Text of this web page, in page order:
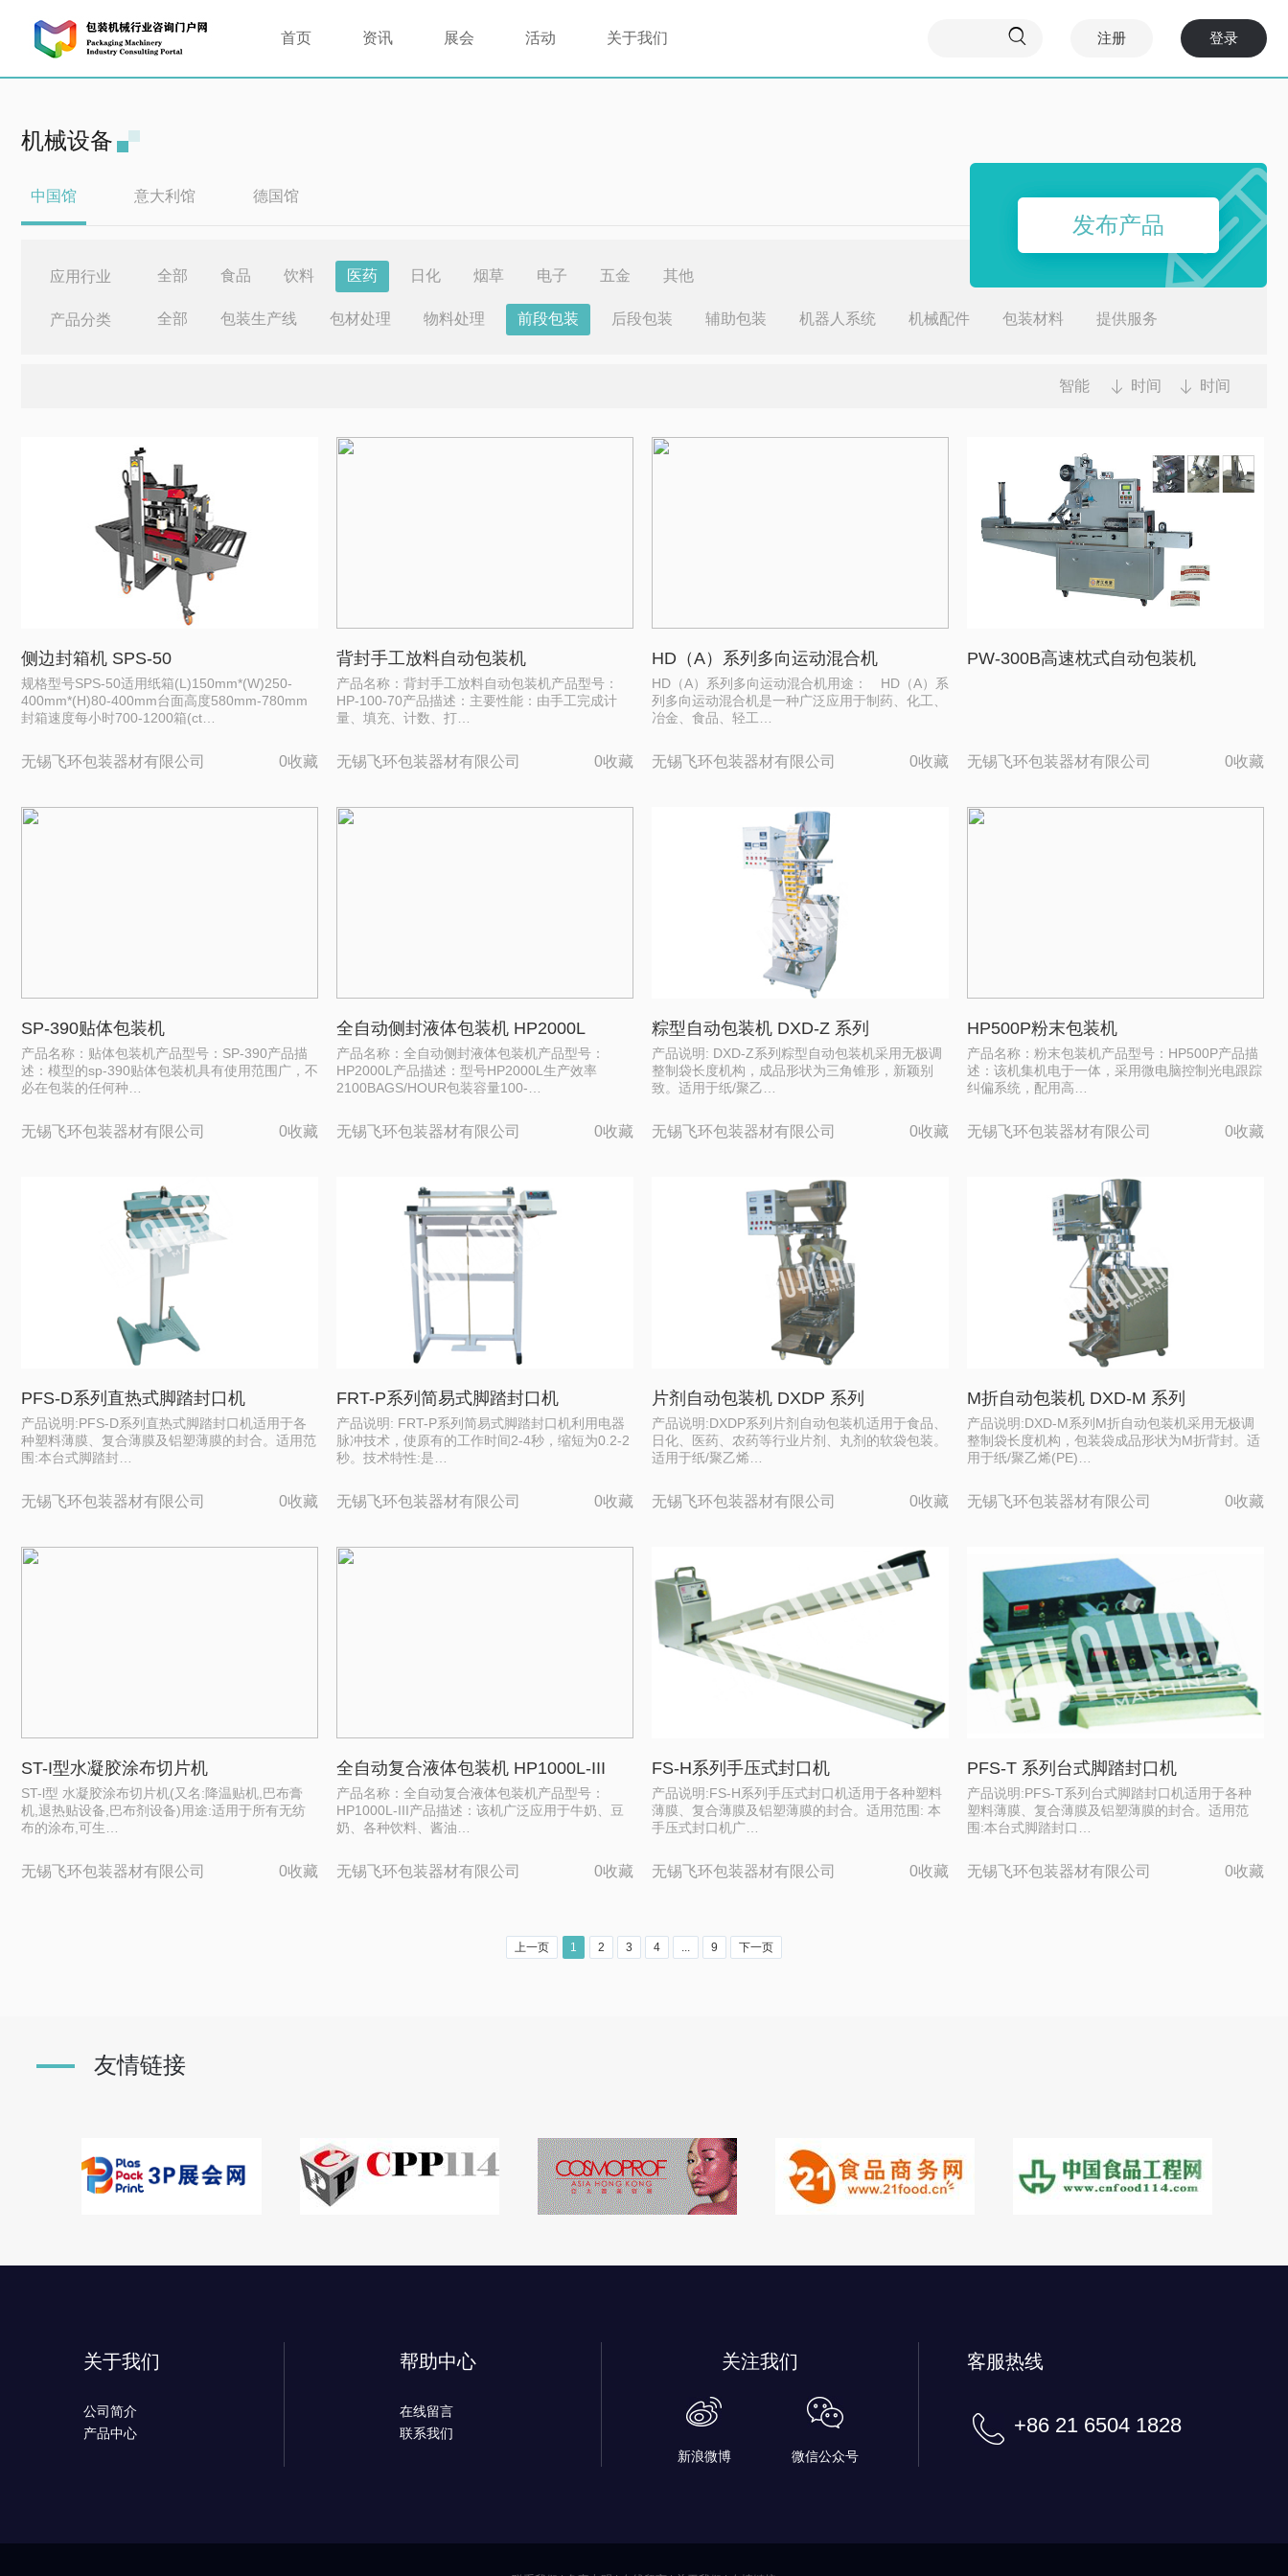
首页 资讯 展会 活动 关于我们  注册 登录
机械设备
中国馆 意大利馆 德国馆
应用行业 全部 食品 饮料 医药 日化 烟草 电子 五金 其他
产品分类 全部 包装生产线 包材处理 物料处理 前段包装 后段包装 辅助包装 机器人系统 机械配件 包装材料 提供服务
发布产品
智能 时间 时间
侧边封箱机 SPS-50
规格型号SPS-50适用纸箱(L)150mm*(W)250-
400mm*(H)80-400mm台面高度580mm-780mm
封箱速度每小时700-1200箱(ct…
无锡飞环包装器材有限公司 0收藏
背封手工放料自动包装机
产品名称：背封手工放料自动包装机产品型号：
HP-100-70产品描述：主要性能：由手工完成计
量、填充、计数、打…
无锡飞环包装器材有限公司 0收藏
HD（A）系列多向运动混合机
HD（A）系列多向运动混合机用途： HD（A）系
列多向运动混合机是一种广泛应用于制药、化工、
冶金、食品、轻工…
无锡飞环包装器材有限公司 0收藏
PW-300B高速枕式自动包装机
无锡飞环包装器材有限公司 0收藏
SP-390贴体包装机
产品名称：贴体包装机产品型号：SP-390产品描
述：模型的sp-390贴体包装机具有使用范围广，不
必在包装的任何种…
无锡飞环包装器材有限公司 0收藏
全自动侧封液体包装机 HP2000L
产品名称：全自动侧封液体包装机产品型号：
HP2000L产品描述：型号HP2000L生产效率
2100BAGS/HOUR包装容量100-…
无锡飞环包装器材有限公司 0收藏
粽型自动包装机 DXD-Z 系列
产品说明: DXD-Z系列粽型自动包装机采用无极调
整制袋长度机构，成品形状为三角锥形，新颖别
致。适用于纸/聚乙…
无锡飞环包装器材有限公司 0收藏
HP500P粉末包装机
产品名称：粉末包装机产品型号：HP500P产品描
述：该机集机电于一体，采用微电脑控制光电跟踪
纠偏系统，配用高…
无锡飞环包装器材有限公司 0收藏
PFS-D系列直热式脚踏封口机
产品说明:PFS-D系列直热式脚踏封口机适用于各
种塑料薄膜、复合薄膜及铝塑薄膜的封合。适用范
围:本台式脚踏封…
无锡飞环包装器材有限公司 0收藏
FRT-P系列简易式脚踏封口机
产品说明: FRT-P系列简易式脚踏封口机利用电器
脉冲技术，使原有的工作时间2-4秒，缩短为0.2-2
秒。技术特性:是…
无锡飞环包装器材有限公司 0收藏
片剂自动包装机 DXDP 系列
产品说明:DXDP系列片剂自动包装机适用于食品、
日化、医药、农药等行业片剂、丸剂的软袋包装。
适用于纸/聚乙烯…
无锡飞环包装器材有限公司 0收藏
M折自动包装机 DXD-M 系列
产品说明:DXD-M系列M折自动包装机采用无极调
整制袋长度机构，包装袋成品形状为M折背封。适
用于纸/聚乙烯(PE)…
无锡飞环包装器材有限公司 0收藏
ST-I型水凝胶涂布切片机
ST-l型 水凝胶涂布切片机(又名:降温贴机,巴布膏
机,退热贴设备,巴布剂设备)用途:适用于所有无纺
布的涂布,可生…
无锡飞环包装器材有限公司 0收藏
全自动复合液体包装机 HP1000L-III
产品名称：全自动复合液体包装机产品型号：
HP1000L-III产品描述：该机广泛应用于牛奶、豆
奶、各种饮料、酱油…
无锡飞环包装器材有限公司 0收藏
FS-H系列手压式封口机
产品说明:FS-H系列手压式封口机适用于各种塑料
薄膜、复合薄膜及铝塑薄膜的封合。适用范围: 本
手压式封口机广…
无锡飞环包装器材有限公司 0收藏
PFS-T 系列台式脚踏封口机
产品说明:PFS-T系列台式脚踏封口机适用于各种
塑料薄膜、复合薄膜及铝塑薄膜的封合。适用范
围:本台式脚踏封口…
无锡飞环包装器材有限公司 0收藏
上一页 1 2 3 4 ... 9 下一页
友情链接
关于我们
公司简介
产品中心
帮助中心
在线留言
联系我们
关注我们
新浪微博 微信公众号
客服热线
+86 21 6504 1828